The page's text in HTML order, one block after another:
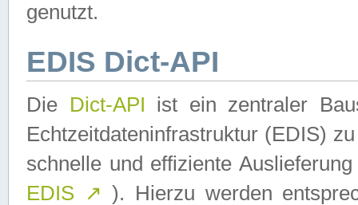
genutzt.
EDIS Dict-API
Die Dict-API ist ein zentraler
Echtzeitdateninfrastruktur (EDIS)
schnelle und effiziente
EDIS ↗ ). Hierzu werden